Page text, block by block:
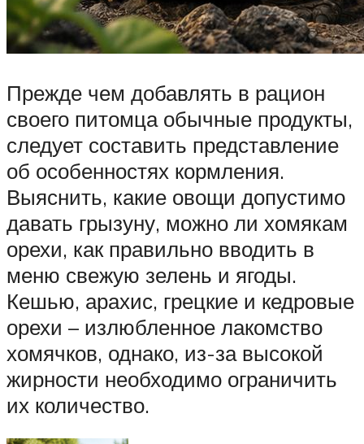
Прежде чем добавлять в рацион
своего питомца обычные продукты,
следует составить представление
об особенностях кормления.
Выяснить, какие овощи допустимо
давать грызуну, можно ли хомякам
орехи, как правильно вводить в
меню свежую зелень и ягоды.
Кешью, арахис, грецкие и кедровые
орехи – излюбленное лакомство
хомячков, однако, из-за высокой
жирности необходимо ограничить
их количество.